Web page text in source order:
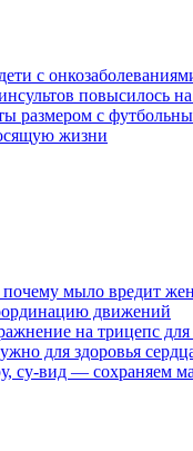
с
повысилось
размером с
жизни
мыло вредит
движений
на трицепс
для здоровья
су-вид — сохраняем